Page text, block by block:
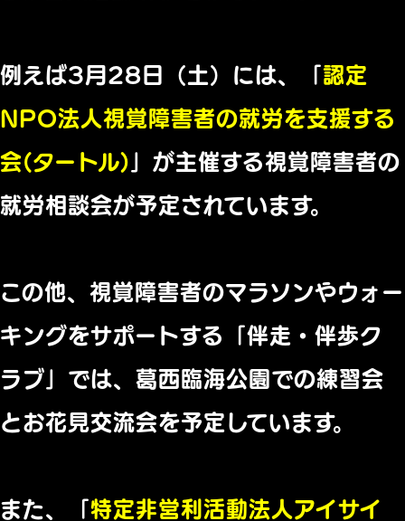
例えば3月28日（土）には、「認定
NPO法人視覚障害者の就労を支援する
会(タートル) 」が主催する視覚障害者の
就労相談会が予定されています。
この他、視覚障害者のマラソンやウォー
キングをサポートする「伴走・伴歩ク
ラブ」では、葛西臨海公園での練習会
とお花見交流会を予定しています。
また、「特定非営利活動法人アイサイ